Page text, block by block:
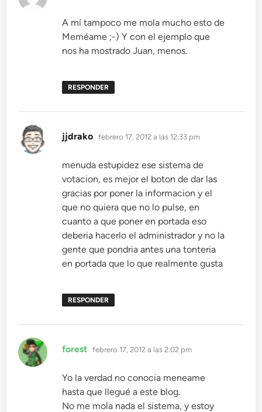
A mí tampoco me mola mucho esto de
Meméame ;-) Y con el ejemplo que
nos ha mostrado Juan, menos.
RESPONDER
jjdrako dice:
febrero 17, 2012 a las 12:33 pm
menuda estupidez ese sistema de
votacion, es mejor el boton de dar las
gracias por poner la informacion y el
que no quiera que no lo pulse, en
cuanto a que poner en portada eso
deberia hacerlo el administrador y no la
gente que pondria antes una tonteria
en portada que lo que realmente gusta
RESPONDER
forest dice:
febrero 17, 2012 a las 2:02 pm
Yo la verdad no conocia meneame
hasta que llegué a este blog.
No me mola nada el sistema, y estoy